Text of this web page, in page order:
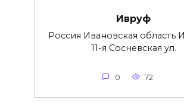
Ивруф
Россия Ивановская область
11-я Сосневская ул.
0 72